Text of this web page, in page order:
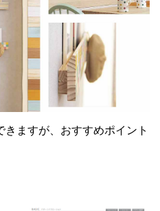
ますが、おすすめポイント